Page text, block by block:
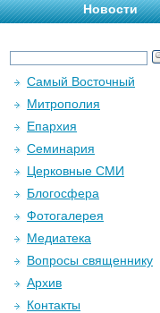
Новости
Самый Восточный
Митрополия
Епархия
Семинария
Церковные СМИ
Блогосфера
Фотогалерея
Медиатека
Вопросы священнику
Архив
Контакты